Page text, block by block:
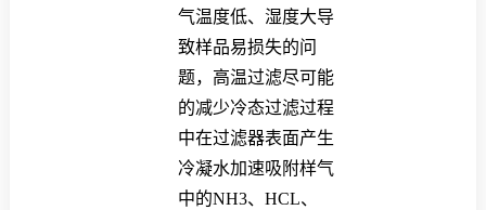
气温度低、湿度大导
致样品易损失的问
题，高温过滤尽可能
的减少冷态过滤过程
中在过滤器表面产生
冷凝水加速吸附样气
中的NH3、HCL、